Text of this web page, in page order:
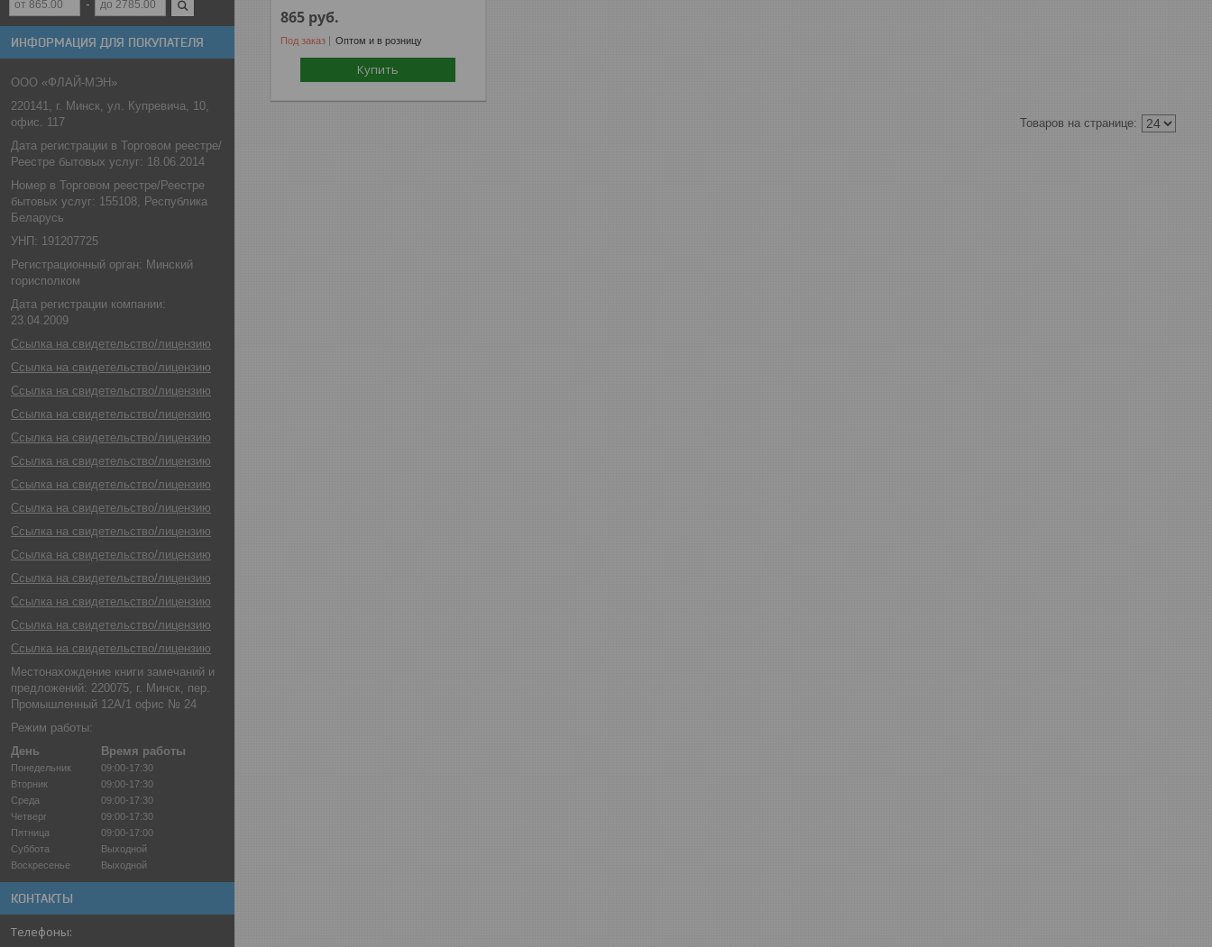
ИНФОРМАЦИЯ ДЛЯ ПОКУПАТЕЛЯ
ООО «ФЛАЙ-МЭН»
220141, г. Минск, ул. Купревича, 10,
офис. 117
Дата регистрации в Торговом реестре/
Реестре бытовых услуг: 18.06.2014
Номер в Торговом реестре/Реестре
бытовых услуг: 155108, Республика
Беларусь
УНП: 191207725
Регистрационный орган: Минский
горисполком
Дата регистрации компании:
23.04.2009
Ссылка на свидетельство/лицензию
Ссылка на свидетельство/лицензию
Ссылка на свидетельство/лицензию
Ссылка на свидетельство/лицензию
Ссылка на свидетельство/лицензию
Ссылка на свидетельство/лицензию
Ссылка на свидетельство/лицензию
Ссылка на свидетельство/лицензию
Ссылка на свидетельство/лицензию
Ссылка на свидетельство/лицензию
Ссылка на свидетельство/лицензию
Ссылка на свидетельство/лицензию
Ссылка на свидетельство/лицензию
Ссылка на свидетельство/лицензию
Местонахождение книги замечаний и
предложений: 220075, г. Минск, пер.
Промышленный 12А/1 офис № 24
Режим работы:
День
Время работы
Понедельник
09:00-17:30
Вторник
09:00-17:30
Среда
09:00-17:30
Четверг
09:00-17:30
Пятница
09:00-17:00
Суббота
Выходной
Воскресенье
Выходной
КОНТАКТЫ
865 руб.
Под заказ Оптом и в розницу
Купить